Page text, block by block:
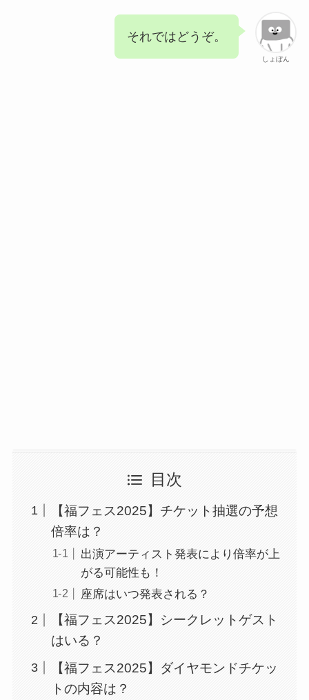
しょぼん
それではどうぞ。
目次
【福フェス2025】チケット抽選の予想
倍率は？
出演アーティスト発表により倍率が上
がる可能性も！
座席はいつ発表される？
【福フェス2025】シークレットゲスト
はいる？
【福フェス2025】ダイヤモンドチケッ
トの内容は？